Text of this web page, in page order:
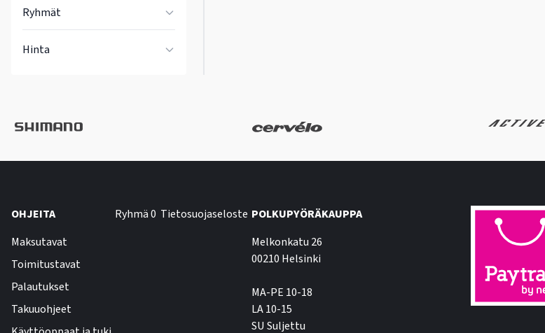
Ryhmät
Hinta
OHJEITA
Maksutavat
Toimitustavat
Palautukset
Takuuohjeet
Ryhmä 0 Tietosuojaseloste POLKUPYÖRÄKAUPPA
Melkonkatu 26
00210 Helsinki
MA-PE 10-18
LA 10-15
SU Suljettu